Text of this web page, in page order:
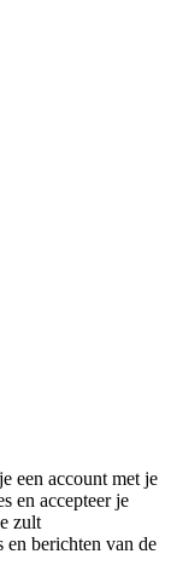
een account met je
en accepteer je
zult
en berichten van de